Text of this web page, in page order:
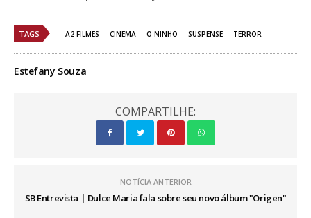
TAGS A2 FILMES CINEMA O NINHO SUSPENSE TERROR
Estefany Souza
COMPARTILHE:
NOTÍCIA ANTERIOR
SB Entrevista | Dulce Maria fala sobre seu novo álbum "Origen"